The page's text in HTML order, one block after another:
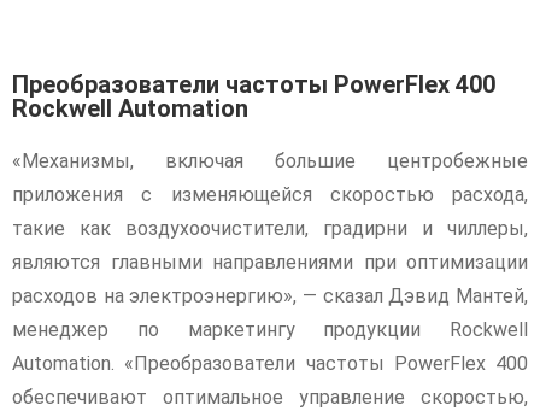
Преобразователи частоты PowerFlex 400
Rockwell Automation
«Механизмы, включая большие центробежные
приложения с изменяющейся скоростью расхода,
такие как воздухоочистители, градирни и чиллеры,
являются главными направлениями при оптимизации
расходов на электроэнергию», — сказал Дэвид Мантей,
менеджер по маркетингу продукции Rockwell
Automation. «Преобразователи частоты PowerFlex 400
обеспечивают оптимальное управление скоростью,